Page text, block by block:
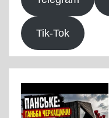
Tik-Tok